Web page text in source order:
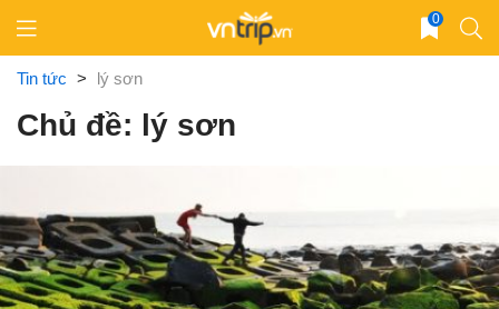
content
0
Tin tức > lý sơn
Chủ đề: lý sơn